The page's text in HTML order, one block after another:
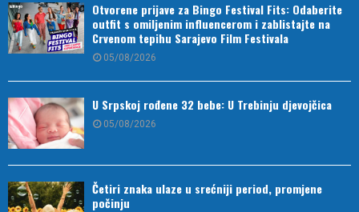
Otvorene prijave za Bingo Festival Fits: Odaberite
outfit s omiljenim influencerom i zablistajte na
Crvenom tepihu Sarajevo Film Festivala
05/08/2026
U Srpskoj rođene 32 bebe: U Trebinju djevojčica
05/08/2026
Četiri znaka ulaze u srećniji period, promjene
počinju